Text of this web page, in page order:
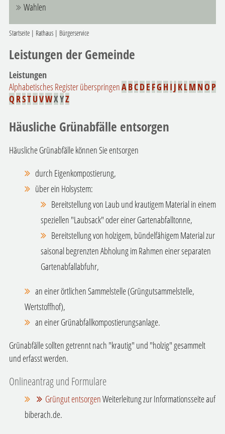
Wahlen
Startseite| Rathaus| Bürgerservice
Leistungen der Gemeinde
Leistungen
Alphabetisches Register überspringenABCDE FG H I J KLM NO P
Q RSTUVWXYZ
Häusliche Grünabfälle entsorgen
Häusliche Grünabfälle können Sie entsorgen
durch Eigenkompostierung,
über ein Holsystem:
Bereitstellung von Laub und krautigem Material in einem
speziellen "Laubsack" oder einer Gartenabfalltonne,
Bereitstellung von holzigem, bündelfähigem Material zur
saisonal begrenzten Abholung im Rahmen einer separaten
Gartenabfallabfuhr,
an einer örtlichen Sammelstelle (Grüngutsammelstelle,
Wertstoffhof),
an einer Grünabfallkompostierungsanlage.
Grünabfälle sollten getrennt nach "krautig" und "holzig" gesammelt
und erfasst werden.
Onlineantrag und Formulare
Grüngut entsorgenWeiterleitung zur Informationsseite auf
biberach.de.